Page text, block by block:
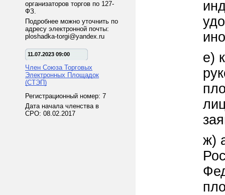
организаторов торгов по 127-
ФЗ.
Подробнее можно уточнить по
адресу электронной почты:
ploshadka-torgi@yandex.ru
11.07.2023 09:00
Член Союза Торговых
Электронных Площадок
(СТЭП)
Регистрационный номер: 7
Дата начала членства в
СРО: 08.02.2017
е)
ж)